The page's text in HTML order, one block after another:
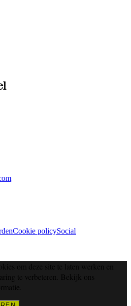
Cookie policySocial
om deze site te laten werken en
te verbeteren. Bekijk ons